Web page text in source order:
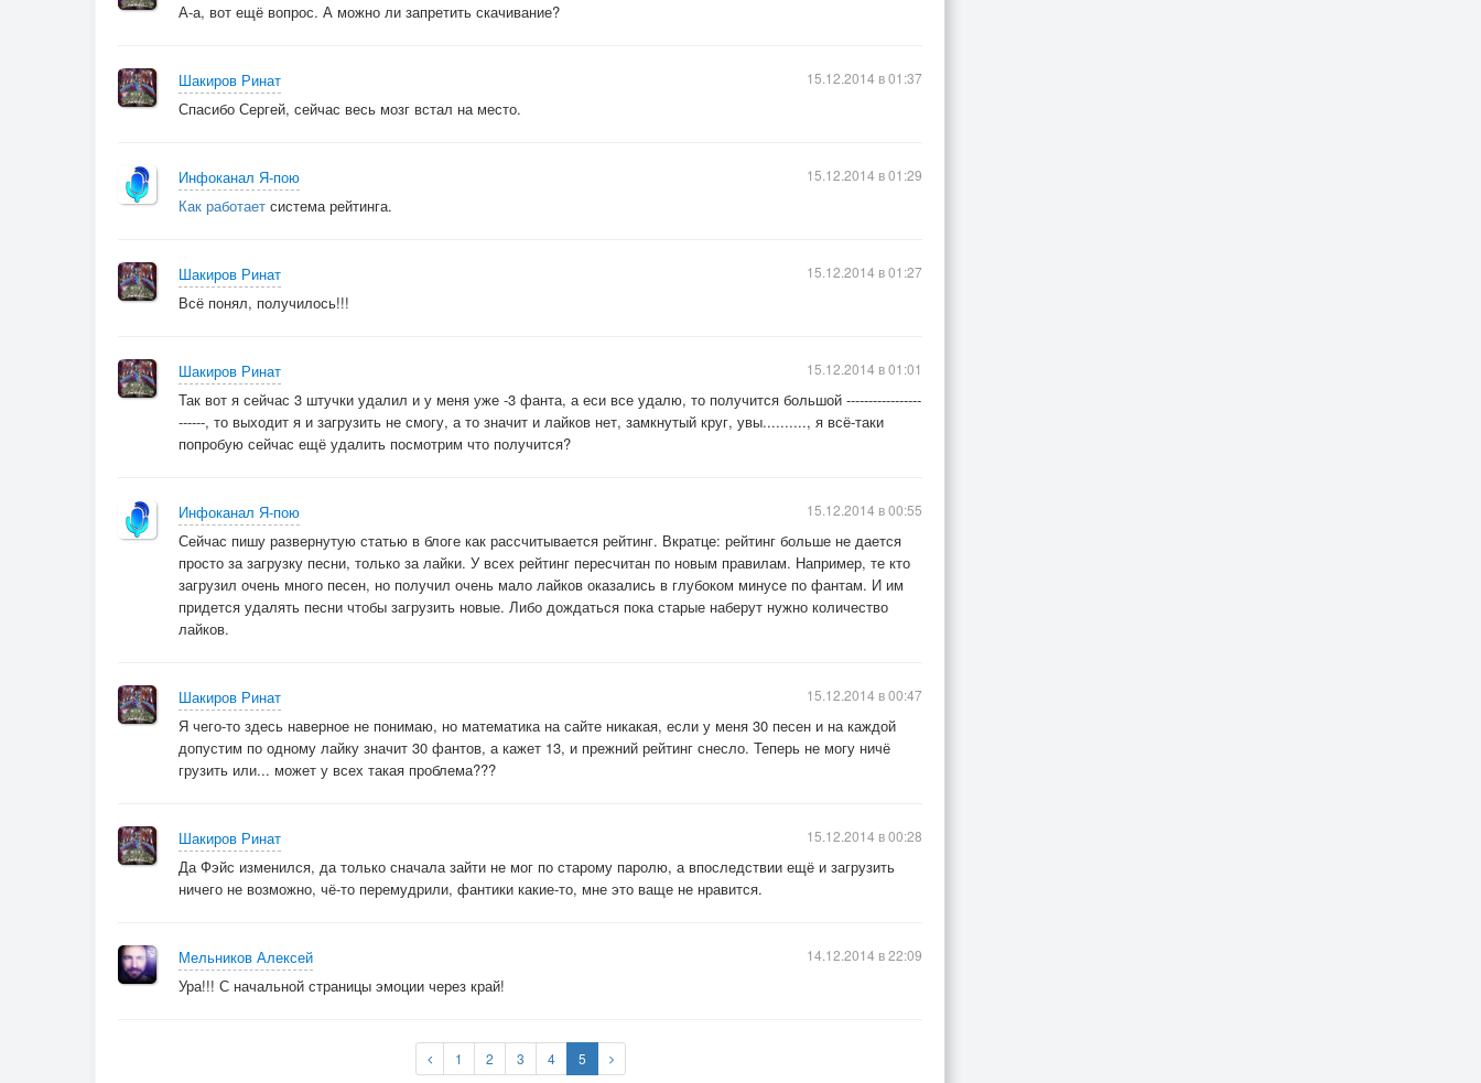
А-а, вот ещё вопрос. А можно ли запретить скачивание?
Шакиров Ринат 15.12.2014 в 01:37
Спасибо Сергей, сейчас весь мозг встал на место.
Инфоканал Я-пою 15.12.2014 в 01:29
Как работает система рейтинга.
Шакиров Ринат 15.12.2014 в 01:27
Всё понял, получилось!!!
Шакиров Ринат 15.12.2014 в 01:01
Так вот я сейчас 3 штучки удалил и у меня уже -3 фанта, а еси все удалю, то получится большой -----------------
------, то выходит я и загрузить не смогу, а то значит и лайков нет, замкнутый круг, увы.........., я всё-таки
попробую сейчас ещё удалить посмотрим что получится?
Инфоканал Я-пою 15.12.2014 в 00:55
Сейчас пишу развернутую статью в блоге как рассчитывается рейтинг. Вкратце: рейтинг больше не дается
просто за загрузку песни, только за лайки. У всех рейтинг пересчитан по новым правилам. Например, те кто
загрузил очень много песен, но получил очень мало лайков оказались в глубоком минусе по фантам. И им
придется удалять песни чтобы загрузить новые. Либо дождаться пока старые наберут нужно количество
лайков.
Шакиров Ринат 15.12.2014 в 00:47
Я чего-то здесь наверное не понимаю, но математика на сайте никакая, если у меня 30 песен и на каждой
допустим по одному лайку значит 30 фантов, а кажет 13, и прежний рейтинг снесло. Теперь не могу ничё
грузить или... может у всех такая проблема???
Шакиров Ринат 15.12.2014 в 00:28
Да Фэйс изменился, да только сначала зайти не мог по старому паролю, а впоследствии ещё и загрузить
ничего не возможно, чё-то перемудрили, фантики какие-то, мне это ваще не нравится.
Мельников Алексей 14.12.2014 в 22:09
Ура!!! С начальной страницы эмоции через край!
1 2 3 4 5